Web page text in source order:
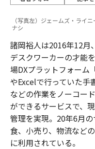
（写真左）ジェームズ・ライ
ナシ
諸岡裕人は2016年12月
デスクワーカーの才能
場DXプラットフォーム
やExcelで行っていた手
などの作業をノーコー
ができるサービスで、
管理を実現。20年6月
食、小売り、物流など
に利用されている。